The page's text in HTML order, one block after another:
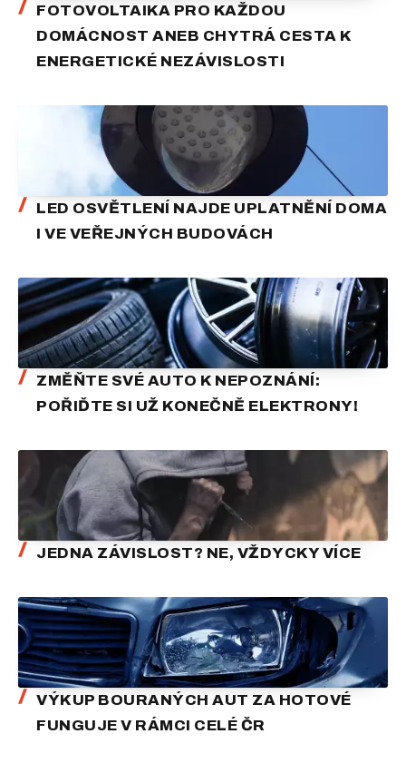
FOTOVOLTAIKA PRO KAŽDOU
DOMÁCNOST ANEB CHYTRÁ CESTA K
ENERGETICKÉ NEZÁVISLOSTI
LED OSVĚTLENÍ NAJDE UPLATNĚNÍ DOMA
I VE VEŘEJNÝCH BUDOVÁCH
ZMĚŇTE SVÉ AUTO K NEPOZNÁNÍ:
POŘIĎTE SI UŽ KONEČNĚ ELEKTRONY!
JEDNA ZÁVISLOST? NE, VŽDYCKY VÍCE
VÝKUP BOURANÝCH AUT ZA HOTOVÉ
FUNGUJE V RÁMCI CELÉ ČR